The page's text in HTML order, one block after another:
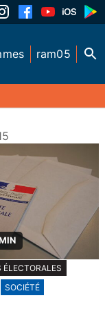
ram05
ÉLECTORALES
SOCIÉTÉ